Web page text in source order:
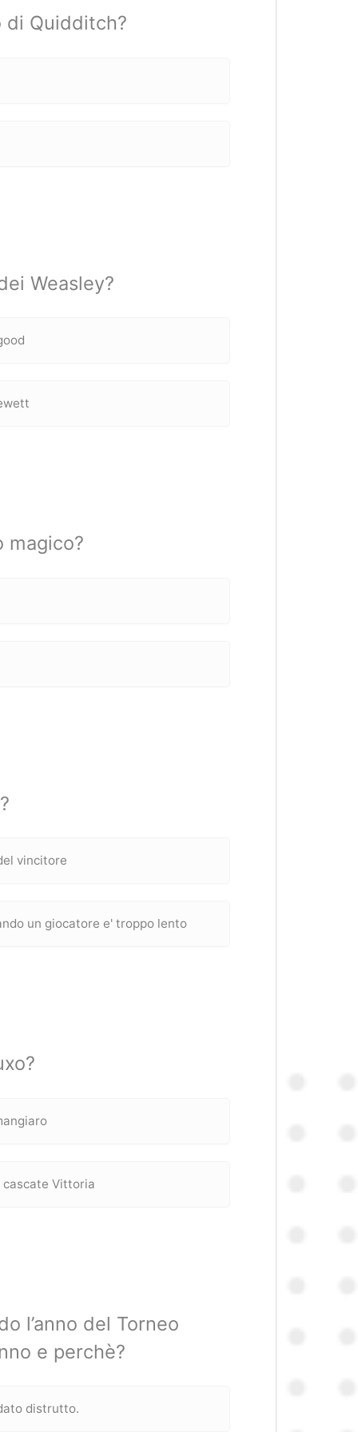
di Quidditch?
Weasley?
magico?
vincitore
un giocatore e' troppo lento
cascate Vittoria
l’anno del Torneo
e perchè?
distrutto.